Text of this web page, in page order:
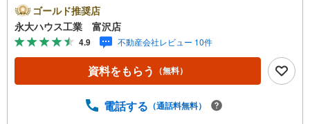
ご紹介！1.＜豊富な不動産知識＞戸建・マンション・土
地…と種別を問わず不動産を取り扱っております。さらに
教育施設や商業施設、子育て環境や行政などの地域情報を
総合し、お客様により良い物件選びをしていただけるよ
う、しっかりとサポートさせていただきます。2.＜経験豊
富なスタッフ＞当社では【購入】【売却】【引っ越し】
ん、ご購入時に気になる住宅ローンや各種税金について
ゴールド推奨店
永大ハウス工業 富沢店
4.9 不動産会社レビュー 10件
資料をもらう （無料）
電話する （通話料無料）